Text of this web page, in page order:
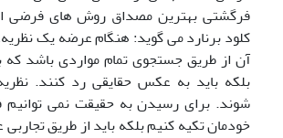
فرگشتی بهترین مصداق روش های فرضی
کلود برنارد می گوید: هنگام عرضه یک
آن از طریق جستجوی تمام مواردی باشد که
بلکه باید به عکس حقایقی رد کنند.
شوند. برای رسیدن به حقیقت نمی توانیم
خودمان تکیه کنیم بلکه باید از طریق